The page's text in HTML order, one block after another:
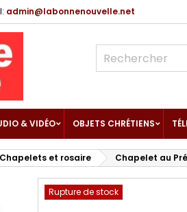
admin@labonnenouvelle.net
& VIDÉO OBJETS CHRÉTIENS
Chapelets et rosaire Chapelet au
Rupture de stock